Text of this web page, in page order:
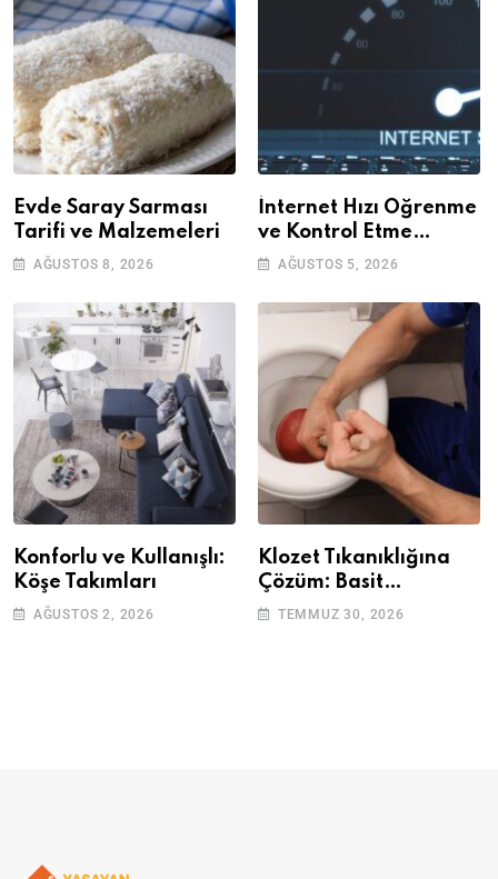
Evde Saray Sarması
Tarifi ve Malzemeleri
AĞUSTOS 8, 2026
İnternet Hızı Öğrenme
ve Kontrol Etme
Yöntemleri
AĞUSTOS 5, 2026
Konforlu ve Kullanışlı:
Köşe Takımları
AĞUSTOS 2, 2026
Klozet Tıkanıklığına
Çözüm: Basit
Adımlarla Klozetinizi
TEMMUZ 30, 2026